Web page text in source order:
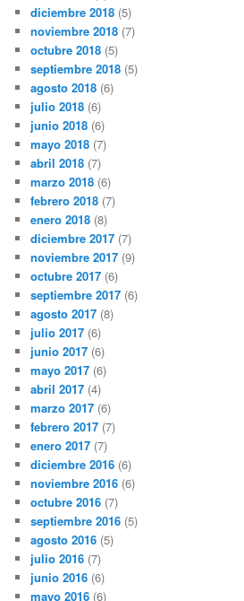
diciembre 2018 (5)
noviembre 2018 (7)
octubre 2018 (5)
septiembre 2018 (5)
agosto 2018 (6)
julio 2018 (6)
junio 2018 (6)
mayo 2018 (7)
abril 2018 (7)
marzo 2018 (6)
febrero 2018 (7)
enero 2018 (8)
diciembre 2017 (7)
noviembre 2017 (9)
octubre 2017 (6)
septiembre 2017 (6)
agosto 2017 (8)
julio 2017 (6)
junio 2017 (6)
mayo 2017 (6)
abril 2017 (4)
marzo 2017 (6)
febrero 2017 (7)
enero 2017 (7)
diciembre 2016 (6)
noviembre 2016 (6)
octubre 2016 (7)
septiembre 2016 (5)
agosto 2016 (5)
julio 2016 (7)
junio 2016 (6)
mayo 2016 (6)